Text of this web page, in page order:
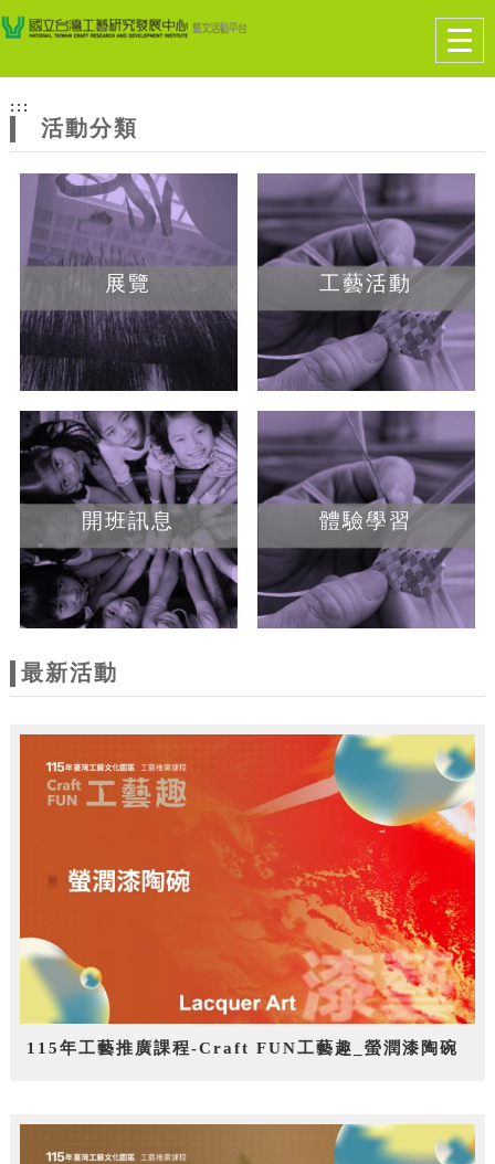
網
站
主
題
跳到主要內容
網站導覽
:::
活動分類
展覽 工藝活動
開班訊息 體驗學習
最新活動
115年工藝推廣課程-Craft FUN工藝趣_螢潤漆陶碗